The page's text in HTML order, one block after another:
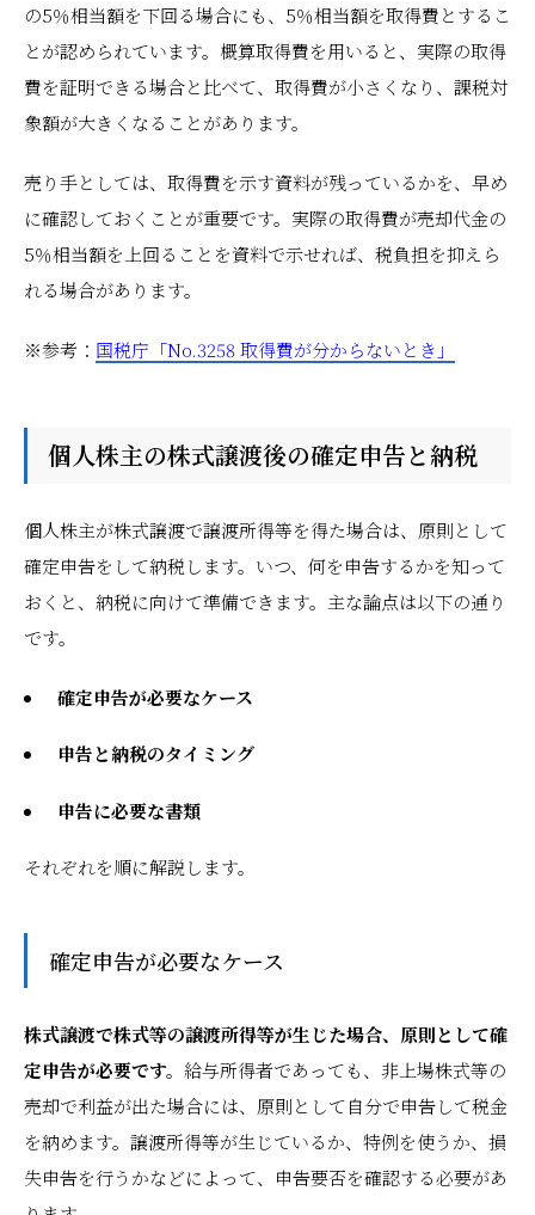
の5％相当額を下回る場合にも、5％相当額を取得費とするこ
とが認められています。概算取得費を用いると、実際の取得
費を証明できる場合と比べて、取得費が小さくなり、課税対
象額が大きくなることがあります。
売り手としては、取得費を示す資料が残っているかを、早め
に確認しておくことが重要です。実際の取得費が売却代金の
5％相当額を上回ることを資料で示せれば、税負担を抑えら
れる場合があります。
※参考： 国税庁「No.3258 取得費が分からないとき」
個人株主の株式譲渡後の確定申告と納税
個人株主が株式譲渡で譲渡所得等を得た場合は、原則として
確定申告をして納税します。いつ、何を申告するかを知って
おくと、納税に向けて準備できます。主な論点は以下の通り
です。
確定申告が必要なケース
申告と納税のタイミング
申告に必要な書類
それぞれを順に解説します。
確定申告が必要なケース
株式譲渡で株式等の譲渡所得等が生じた場合、原則として確
定申告が必要です。 給与所得者であっても、非上場株式等の
売却で利益が出た場合には、原則として自分で申告して税金
を納めます。譲渡所得等が生じているか、特例を使うか、損
失申告を行うかなどによって、申告要否を確認する必要があ